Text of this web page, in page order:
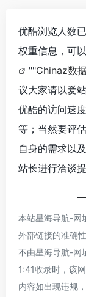
优酷浏览人数
权重信息，可
""Chinaz数
议大家请以爱
优酷的访问速
等；当然要评
自身的需求以
站长进行洽谈
本站星海导航-网
外部链接的准确
不由星海导航-网
1:41收录时，该
内容如出现违规